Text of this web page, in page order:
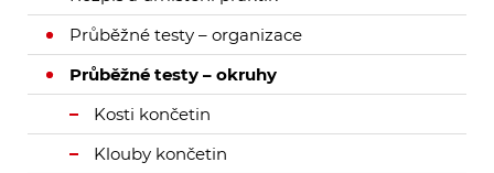
Průběžné testy – organizace
Průběžné testy – okruhy
Kosti končetin
Klouby končetin